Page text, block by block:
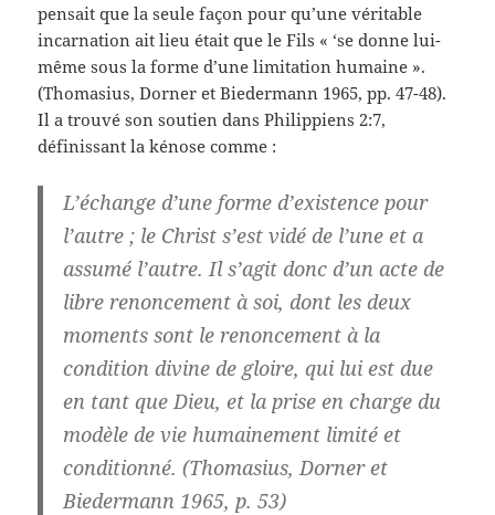
pensait que la seule façon pour qu’une véritable
incarnation ait lieu était que le Fils « ‘se donne lui-
même sous la forme d’une limitation humaine ».
(Thomasius, Dorner et Biedermann 1965, pp. 47-48).
Il a trouvé son soutien dans Philippiens 2:7,
définissant la kénose comme :
L’échange d’une forme d’existence pour
l’autre ; le Christ s’est vidé de l’une et a
assumé l’autre. Il s’agit donc d’un acte de
libre renoncement à soi, dont les deux
moments sont le renoncement à la
condition divine de gloire, qui lui est due
en tant que Dieu, et la prise en charge du
modèle de vie humainement limité et
conditionné. (Thomasius, Dorner et
Biedermann 1965, p. 53)